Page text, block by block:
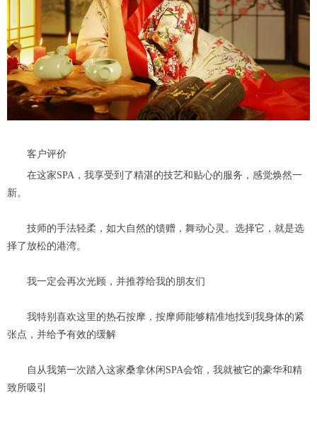
客户评价
在这家SPA，我享受到了精湛的技艺和贴心的服务，感觉焕然一
新。
技师的手法轻柔，如大自然的馈赠，舞动心灵。选择它，就是选
择了放松的港湾。
我一定会再次光顾，并推荐给我的朋友们
我特别喜欢这里的热石按摩，按摩师能够精准地找到我身体的紧
张点，并给予有效的缓解
自从我第一次踏入这家桑拿休闲SPA会馆，我就被它的豪华和精
致所吸引